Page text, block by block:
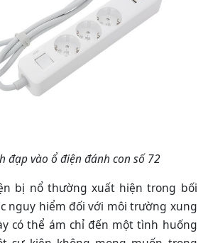
đạp vào ổ điện đánh con số 72
bị nổ thường xuất hiện trong bối
nguy hiểm đối với môi trường xung
có thể ám chỉ đến một tình huống